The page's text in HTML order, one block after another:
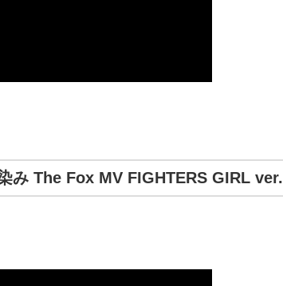
み The Fox MV FIGHTERS GIRL ver.